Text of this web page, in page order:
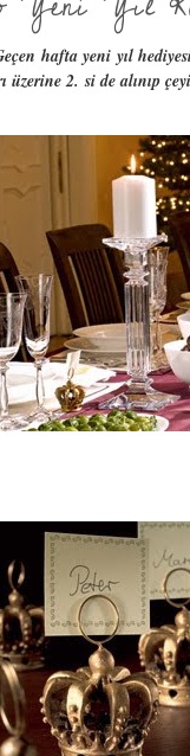
hafta yeni yıl
2. si de alınıp